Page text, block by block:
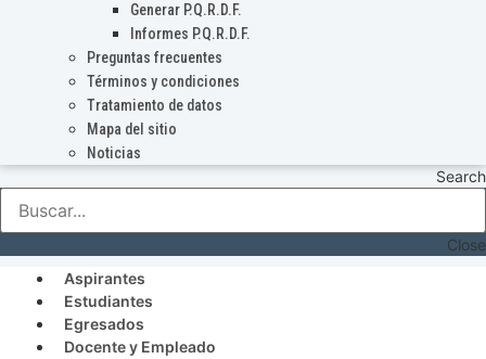
Generar P.Q.R.D.F.
Informes P.Q.R.D.F.
Preguntas frecuentes
Términos y condiciones
Tratamiento de datos
Mapa del sitio
Noticias
Search
Close
Aspirantes
Estudiantes
Egresados
Docente y Empleado